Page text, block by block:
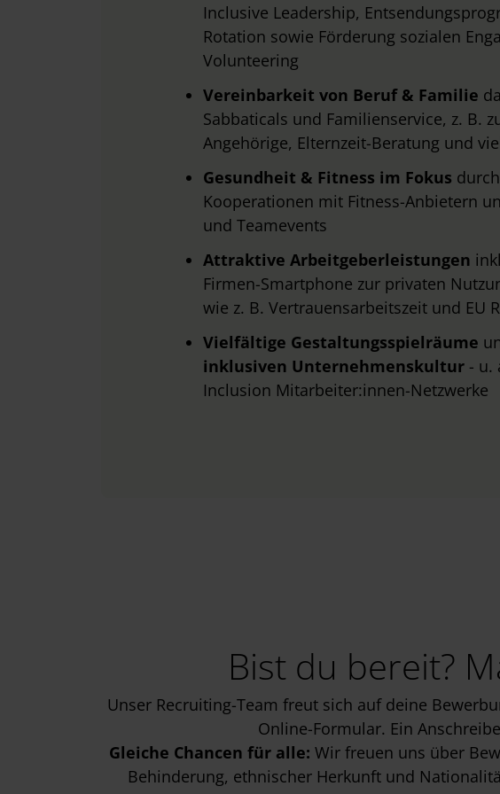
h
Inclusive Leadership,
Rotation sowie Förderung sozialen
Volunteering
Vereinbarkeit von Beruf & Familie
Sabbaticals und Familienservice, z. B.
Angehörige, Elternzeit-Beratung und
Gesundheit & Fitness im Fokus
Kooperationen mit Fitness-Anbietern
und Teamevents
Attraktive Arbeitgeberleistungen
Firmen-Smartphone zur privaten
wie z. B. Vertrauensarbeitszeit und EU
Vielfältige Gestaltungsspielräume
inklusiven Unternehmenskultur - u.
Inclusion Mitarbeiter:innen-Netzwerke
Bist du bereit?
Unser Recruiting-Team freut sich auf deine
Online-Formular. Ein
Gleiche Chancen für alle: Wir freuen uns über
Behinderung, ethnischer Herkunft und